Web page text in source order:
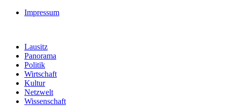
Impressum
Lausitz
Panorama
Politik
Wirtschaft
Kultur
Netzwelt
Wissenschaft